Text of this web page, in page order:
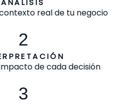
real de tu negocio
2
de cada decisión​
3